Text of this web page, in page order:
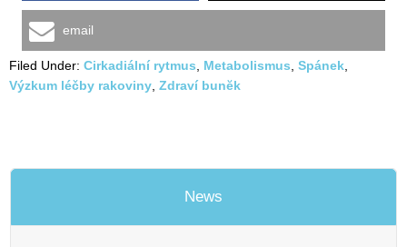
email
Filed Under: Cirkadiální rytmus Metabolismus Spánek
Výzkum léčby rakoviny Zdraví bunĕk
News